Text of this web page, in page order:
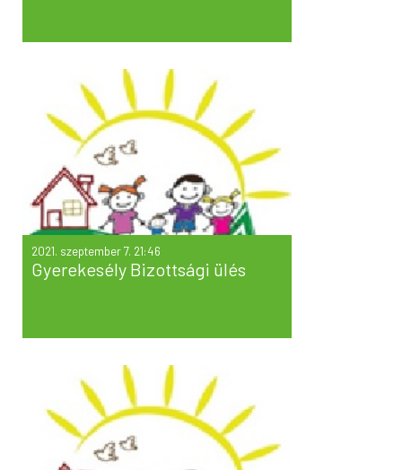
2021. szeptember 7. 21:46
Gyerekesély Bizottsági ülés